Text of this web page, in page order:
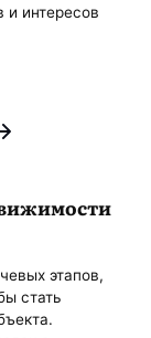
и интересов
этапов,
стать